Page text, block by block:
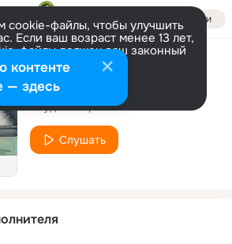
Войти
cookie-файлы, чтобы улучшить
Если ваш возраст менее 13 лет,
файлы должен ваш законный
Больше информации
Настроить
Сенечка
Студия "Кореш"
Слушать
контенте
— здесь